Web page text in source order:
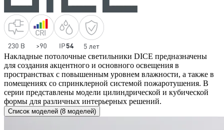
Накладные потолочные светильники DICE предназначены
для создания акцентного и основного освещения в
пространствах с повышенным уровнем влажности, а также в
помещениях со спринклерной системой пожаротушения. В
серии представлены модели цилиндрической и кубической
формы для различных интерьерных решений.
Список моделей (8 моделей)